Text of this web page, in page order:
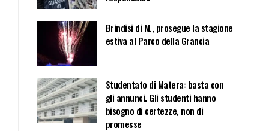
Brindisi di M., prosegue la stagione
estiva al Parco della Grancia
Studentato di Matera: basta con
gli annunci. Gli studenti hanno
bisogno di certezze, non di
promesse